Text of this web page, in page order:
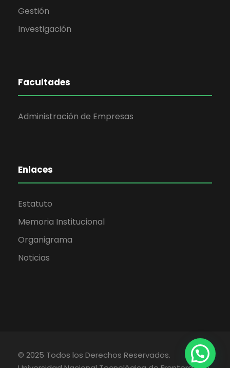
Gestión
Investigación
Facultades
Administración de Empresas
Enlaces
Estatuto
Memoria Institucional
Organigrama
Noticias
© 2025 Todos los Derechos Reservados.